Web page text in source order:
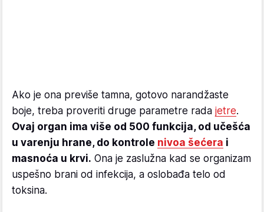
Ako je ona previše tamna, gotovo narandžaste
boje, treba proveriti druge parametre rada jetre.
Ovaj organ ima više od 500 funkcija, od učešća
u varenju hrane, do kontrole nivoa šećera i
masnoća u krvi. Ona je zaslužna kad se organizam
uspešno brani od infekcija, a oslobađa telo od
toksina.